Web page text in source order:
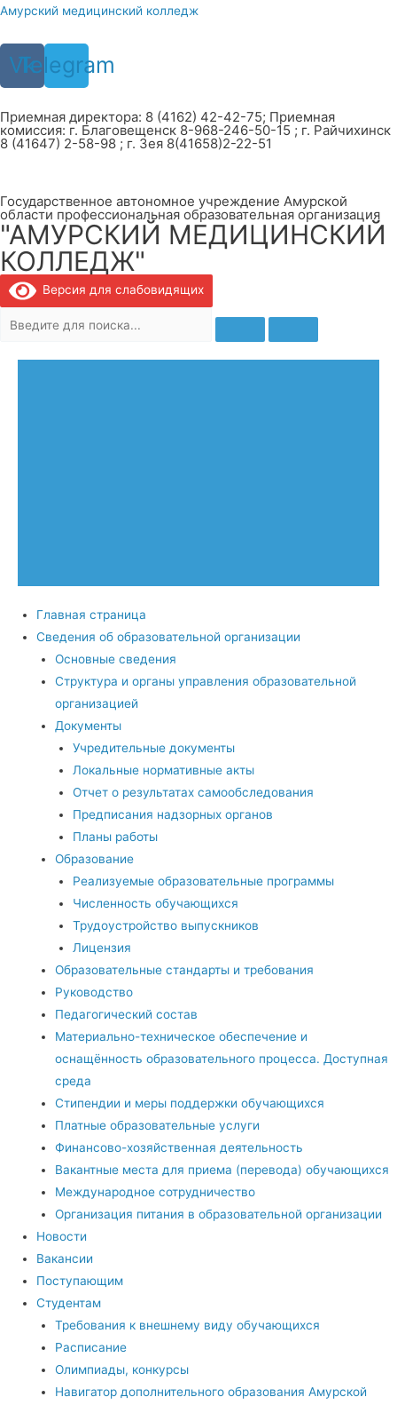
Перейти
содержимому
Амурский медицинский колледж
Vk
Telegram
Приемная директора: 8 (4162) 42-42-75; Приемная
комиссия: г. Благовещенск 8-968-246-50-15 ; г. Райчихинск
8 (41647) 2-58-98 ; г. Зея 8(41658)2-22-51
Государственное автономное учреждение Амурской
области профессиональная образовательная организация
"АМУРСКИЙ МЕДИЦИНСКИЙ
КОЛЛЕДЖ"
Версия для слабовидящих
Главная страница
Сведения об образовательной организации
Основные сведения
Структура и органы управления образовательной
организацией
Документы
Учредительные документы
Локальные нормативные акты
Отчет о результатах самообследования
Предписания надзорных органов
Планы работы
Образование
Реализуемые образовательные программы
Численность обучающихся
Трудоустройство выпускников
Лицензия
Образовательные стандарты и требования
Руководство
Педагогический состав
Материально-техническое обеспечение и
оснащённость образовательного процесса. Доступная
среда
Стипендии и меры поддержки обучающихся
Платные образовательные услуги
Финансово-хозяйственная деятельность
Вакантные места для приема (перевода) обучающихся
Международное сотрудничество
Организация питания в образовательной организации
Новости
Вакансии
Поступающим
Студентам
Требования к внешнему виду обучающихся
Расписание
Олимпиады, конкурсы
Навигатор дополнительного образования Амурской